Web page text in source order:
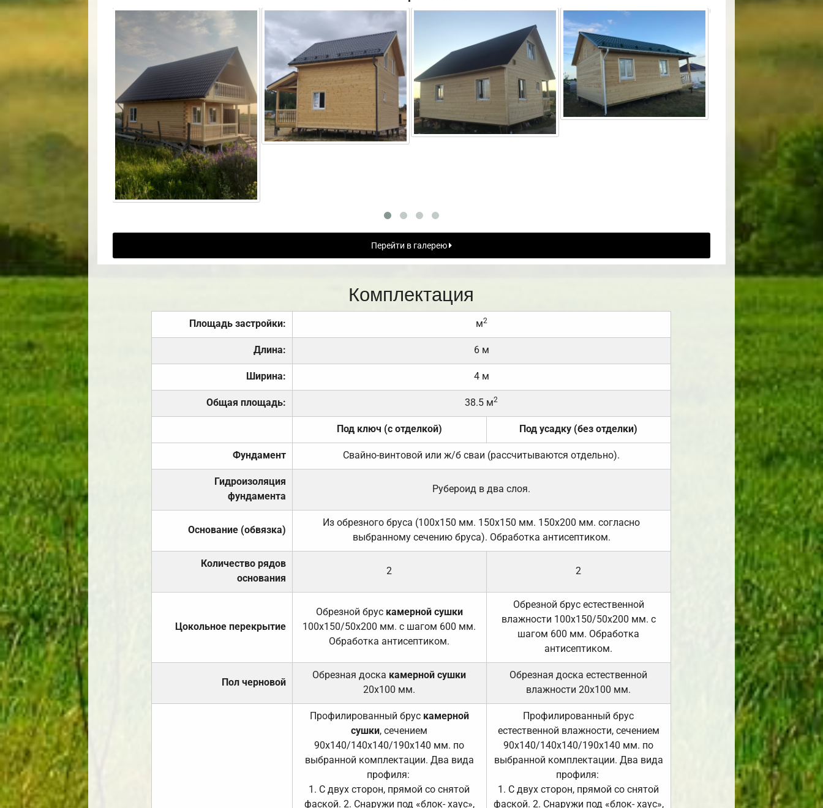
Перейти в галерею
Комплектация
Площадь застройки: м2
Длина: 6 м
Ширина: 4 м
Общая площадь: 38.5 м2
Под ключ (с отделкой) Под усадку (без отделки)
Фундамент Свайно-винтовой или ж/б сваи (рассчитываются отдельно).
Гидроизоляция
фундамента
Рубероид в два слоя.
Основание (обвязка)
Из обрезного бруса (100х150 мм. 150х150 мм. 150х200 мм. согласно
выбранному сечению бруса). Обработка антисептиком.
Количество рядов
основания
2 2
Цокольное перекрытие
Обрезной брус камерной сушки
100х150/50х200 мм. с шагом 600 мм.
Обработка антисептиком.
Обрезной брус естественной
влажности 100х150/50х200 мм. с
шагом 600 мм. Обработка
антисептиком.
Пол черновой
Обрезная доска камерной сушки
20х100 мм.
Обрезная доска естественной
влажности 20х100 мм.
Профилированный брус камерной
сушки, сечением
90х140/140х140/190х140 мм. по
выбранной комплектации. Два вида
профиля:
1. С двух сторон, прямой со снятой
фаской. 2. Снаружи под «блок- хаус»,
Профилированный брус
естественной влажности, сечением
90х140/140х140/190х140 мм. по
выбранной комплектации. Два вида
профиля:
1. С двух сторон, прямой со снятой
фаской. 2. Снаружи под «блок- хаус»,